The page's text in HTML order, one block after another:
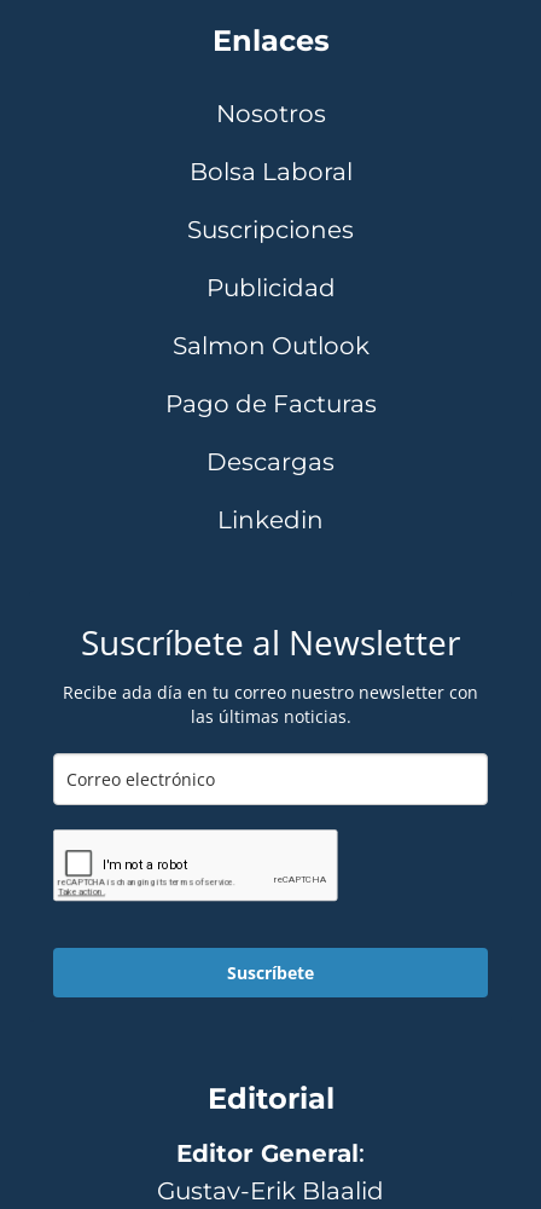
Enlaces
Nosotros
Bolsa Laboral
Suscripciones
Publicidad
Salmon Outlook
Pago de Facturas
Descargas
Linkedin
Suscríbete al Newsletter
Recibe ada día en tu correo nuestro newsletter con
las últimas noticias.
Suscríbete
Editorial
Editor General:
Gustav-Erik Blaalid